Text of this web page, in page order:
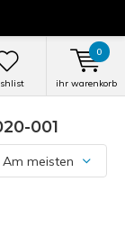
ihr warenkorb
0
001